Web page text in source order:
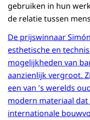
gebruiken in hun
de relatie tussen
De prijswinnaar
esthetische en
mogelijkheden van
aanzienlijk vergroot.
een van 's werelds
modern materiaal
internationale